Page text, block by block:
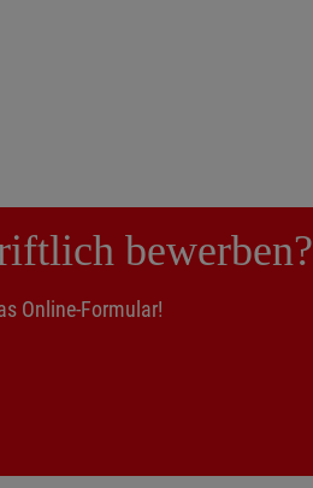
bewerben?
Online-Formular!